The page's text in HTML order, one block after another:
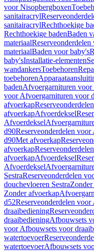
voor Nisopbergboxen
sanitairacryl
sanitairacrylRechthoekige
Rechthoekige badenBaden
materiaal
materiaalBaden voor baby's
baby'sInstallatie-elementen
wandankersToebehoren
toebehoren
badenAfvoergarnituren voor
voor Afvoergarnituren voor
afvoerkap
afvoerkapAfvoerdeksel
Afvoerdeksel
d90Reserveonderdelen
d90Met afvoerkap
afvoerkap
afvoerkapAfvoerdeksel
Afvoerdeksel
SestraReserveonderdelen
douchevloeren Sestra
Zonder afvoerkap
d52Reserveonderdelen
draaibediening
draaibedieningAfbouwsets
voor Afbouwsets voor
watertoevoer
watertoevoerAfbouwsets